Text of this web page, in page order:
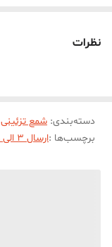
نظرات
دسته‌بندی: شمع تزئینی
برچسب‌ها :ارسال 3 الی 5 روزه